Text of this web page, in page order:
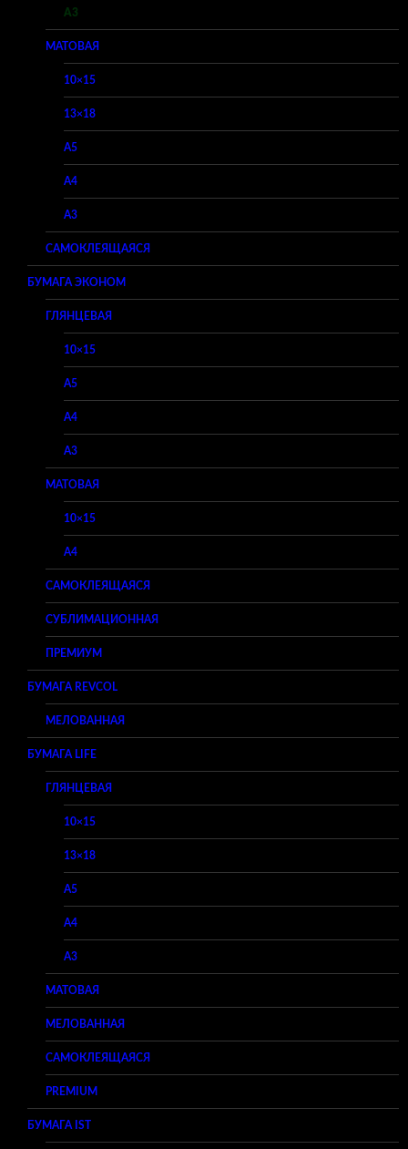
A3
МАТОВАЯ
10×15
13×18
A5
A4
A3
САМОКЛЕЯЩАЯСЯ
БУМАГА ЭКОНОМ
ГЛЯНЦЕВАЯ
10×15
A5
A4
A3
МАТОВАЯ
10×15
A4
САМОКЛЕЯЩАЯСЯ
СУБЛИМАЦИОННАЯ
ПРЕМИУМ
БУМАГА REVCOL
МЕЛОВАННАЯ
БУМАГА LIFE
ГЛЯНЦЕВАЯ
10×15
13×18
A5
A4
A3
МАТОВАЯ
МЕЛОВАННАЯ
САМОКЛЕЯЩАЯСЯ
PREMIUM
БУМАГА IST